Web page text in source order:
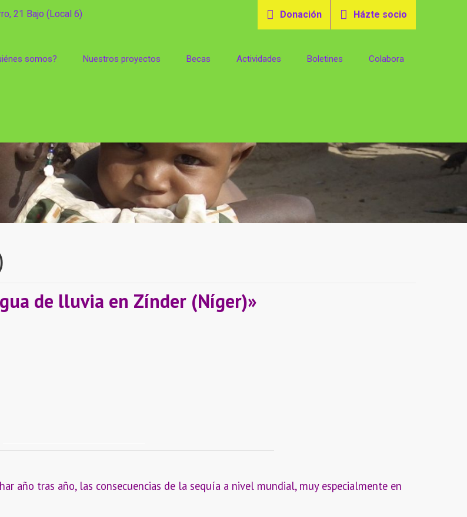
21 Bajo (Local 6) Donación Házte socio
somos? Nuestros proyectos Becas Actividades Boletines Colabora
de lluvia en Zínder (Níger)»
año tras año, las consecuencias de la sequía a nivel mundial, muy especialmente en